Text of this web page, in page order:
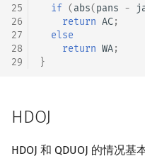
25
26
27
28
29
if (abs(pans -
return AC;
else
return WA;
}
HDOJ
HDOJ 和 QDUOJ 的情况